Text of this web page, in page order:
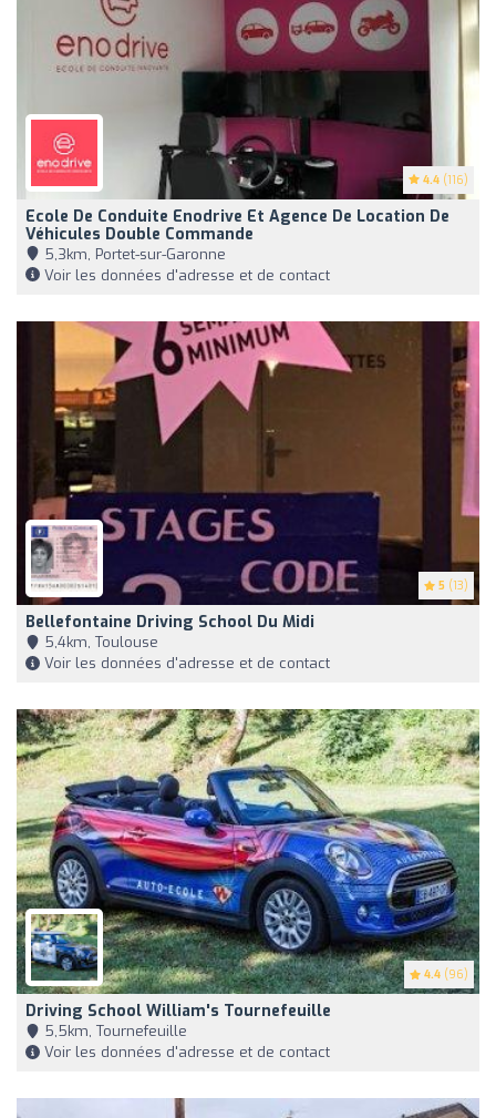
4.4 (116)
Ecole De Conduite Enodrive Et Agence De Location De
Véhicules Double Commande
5,3km, Portet-sur-Garonne
Voir les données d'adresse et de contact
5 (13)
Bellefontaine Driving School Du Midi
5,4km, Toulouse
Voir les données d'adresse et de contact
4.4 (96)
Driving School William's Tournefeuille
5,5km, Tournefeuille
Voir les données d'adresse et de contact